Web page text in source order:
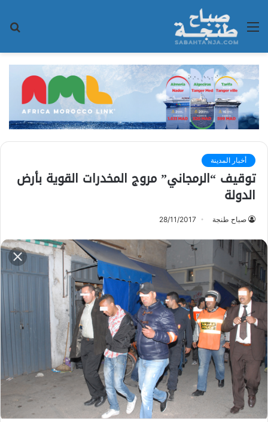
القائمة
أخبار المدينة
توقيف “الرمجاني” مروج المخدرات القوية بأرض
الدولة
صباح طنجة 28/11/2017